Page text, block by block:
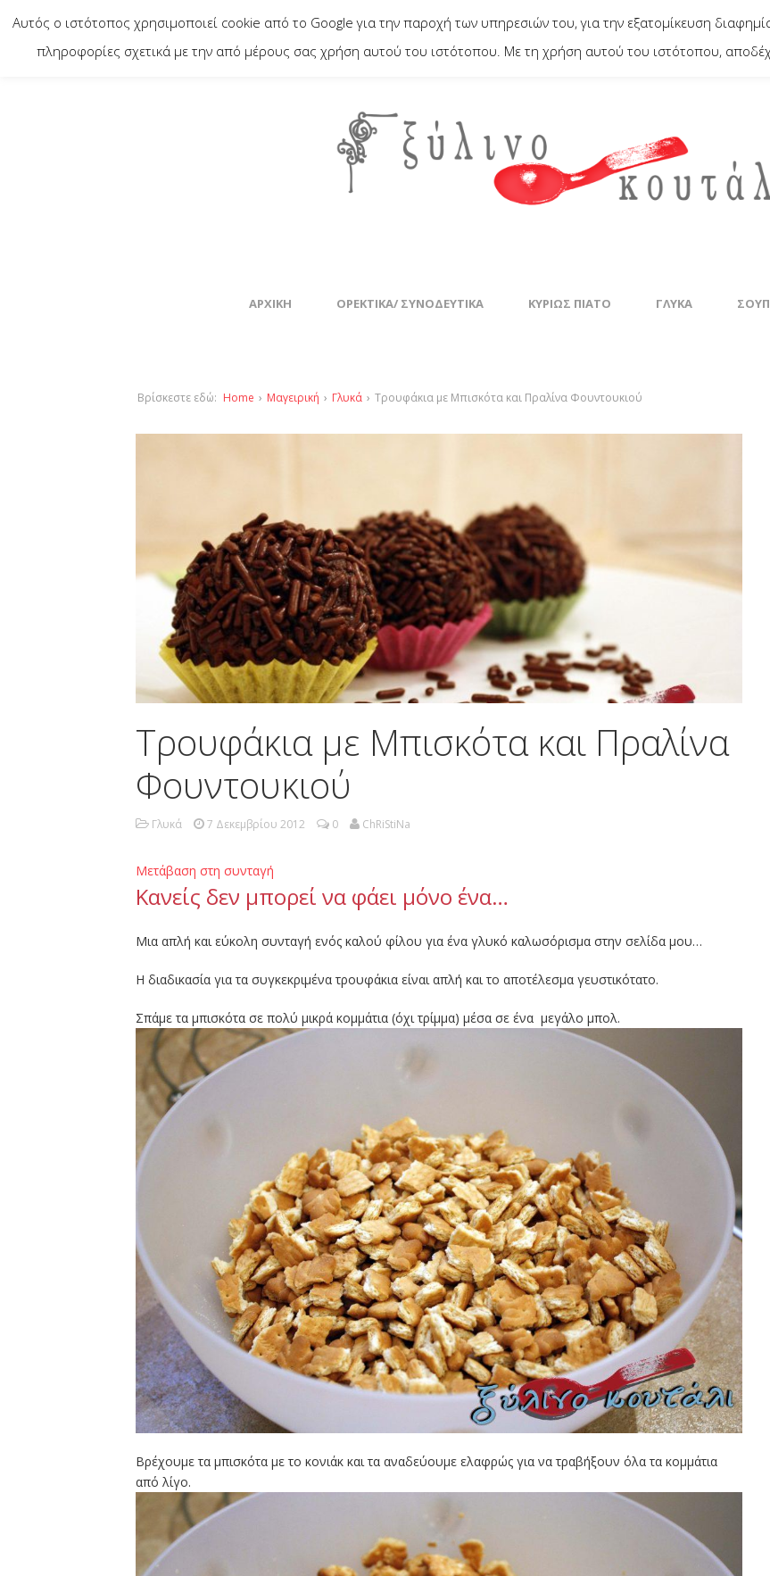
ΑΡΧΙΚΉ ΟΡΕΚΤΙΚΆ/ ΣΥΝΟΔΕΥΤΙΚΆ ΚΥΡΊΩΣ ΠΙΆΤΟ ΓΛΥΚΆ
Βρίσκεστε εδώ: Home › Μαγειρική › Γλυκά › Τρουφάκια με Μπισκότα και Πραλίνα Φουντουκιού
Τρουφάκια με Μπισκότα και Πραλίνα
Φουντουκιού
Γλυκά 7 Δεκεμβρίου 2012 0 ChRiStiNa
Μετάβαση στη συνταγή
Κανείς δεν μπορεί να φάει μόνο ένα…
Μια απλή και εύκολη συνταγή ενός καλού φίλου για ένα γλυκό καλωσόρισμα στην σελίδα μου…
Η διαδικασία για τα συγκεκριμένα τρουφάκια είναι απλή και το αποτέλεσμα γευστικότατο.
Σπάμε τα μπισκότα σε πολύ μικρά κομμάτια (όχι τρίμμα) μέσα σε ένα μεγάλο μπολ.
Βρέχουμε τα μπισκότα με το κονιάκ και τα αναδεύουμε ελαφρώς για να τραβήξουν όλα τα κομμάτια
από λίγο.
Αυτός ο ιστότοπος χρησιμοποιεί cookie από το Google για την παροχή των υπηρεσιών του, για την εξατομίκευση
πληροφορίες σχετικά με την από μέρους σας χρήση αυτού του ιστότοπου. Με τη χρήση αυτού του ιστότοπου,